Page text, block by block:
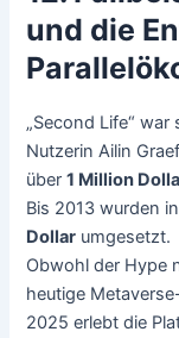
und die
„Second Life“
Nutzerin Ailin
über1 Million
Bis 2013 wurden
Dollar umgesetzt.
Obwohl der Hype
heutige
2025 erlebt die